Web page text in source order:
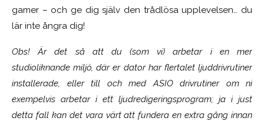
gamer – och ge dig själv den trådlösa upplevelsen… du
lär inte ångra dig!
Obs! Är det så att du (som vi) arbetar i en mer
studioliknande miljö, där er dator har flertalet ljuddrivrutiner
installerade, eller till och med ASIO drivrutiner om ni
exempelvis arbetar i ett ljudredigeringsprogram; ja i just
detta fall kan det vara värt att fundera en extra gång innan